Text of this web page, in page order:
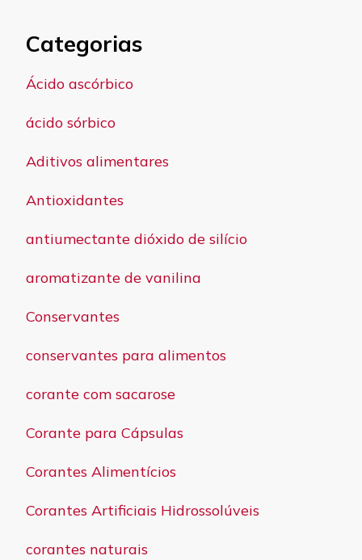
Categorias
Ácido ascórbico
ácido sórbico
Aditivos alimentares
Antioxidantes
antiumectante dióxido de silício
aromatizante de vanilina
Conservantes
conservantes para alimentos
corante com sacarose
Corante para Cápsulas
Corantes Alimentícios
Corantes Artificiais Hidrossolúveis
corantes naturais